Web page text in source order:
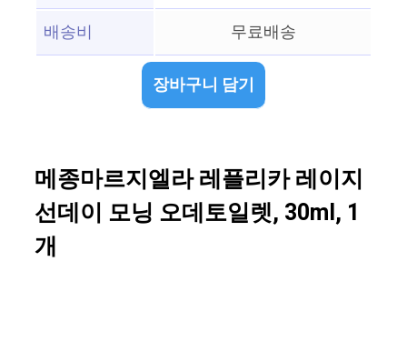
배송비
무료배송
장바구니 담기
메종마르지엘라 레플리카 레이지
선데이 모닝 오데토일렛, 30ml, 1
개